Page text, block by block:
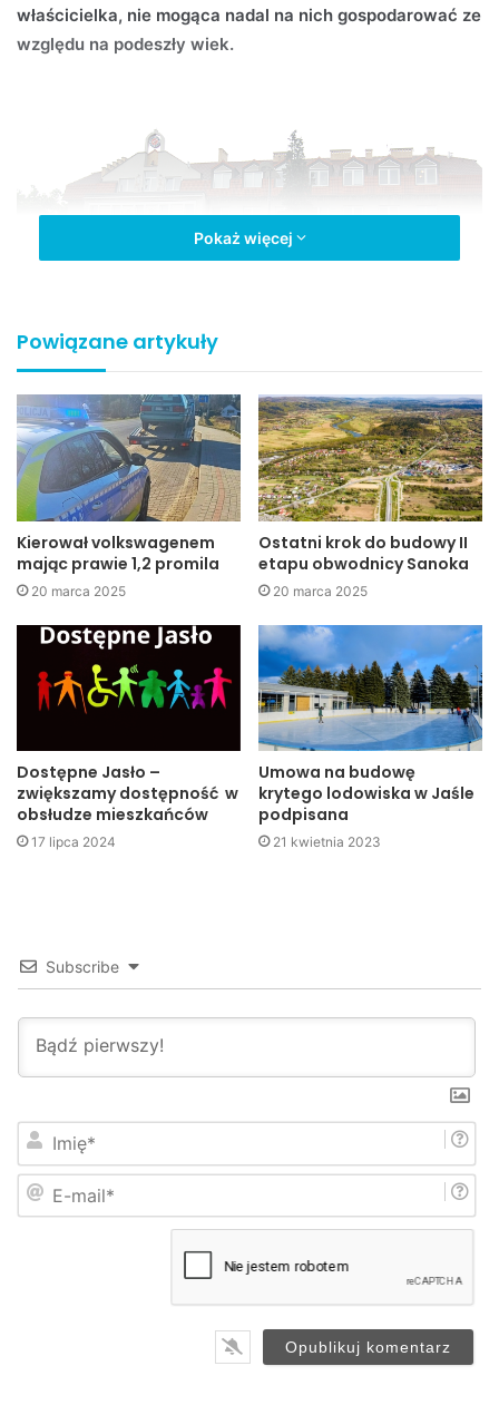
właścicielka, nie mogąca nadal na nich gospodarować ze
względu na podeszły wiek.
Gospodarka nieruchomościami (fot. Przemysław Janas,
Jaslonet.pl)
Rada wyraziła również zgodę na podjęcie starań o
komunalizację 2 działek w obrębie nr 18 – Gamrat,
należących do Skarbu Państwa, a obecnie będących w
wieczystym użytkowaniu Miasta Jasła. Działki te mają być
miejskiego i terenów rekreacyjno-sportowych przy szkole.
Dzięki podjętej uchwale Miasto Jasło może złożyć wniosek
do wojewody podkarpackiego o nabycie w/w działek w
drodze komunalizacji. Po jego pozytywnym rozpatrzeniu
Miasto nie będzie wnosić rocznych opłat na rzecz Skarbu
Państwa z tytułu użytkowania wieczystego.
Ponadto, radni przyjęli uchwały umożliwiające sprzedaż w
UMJ
Pokaż więcej
Powiązane artykuły
Kierował volkswagenem
mając prawie 1,2 promila
20 marca 2025
Ostatni krok do budowy II
etapu obwodnicy Sanoka
20 marca 2025
Dostępne Jasło –
zwiększamy dostępność w
obsłudze mieszkańców
17 lipca 2024
Umowa na budowę
krytego lodowiska w Jaśle
podpisana
21 kwietnia 2023
Subscribe
i
m